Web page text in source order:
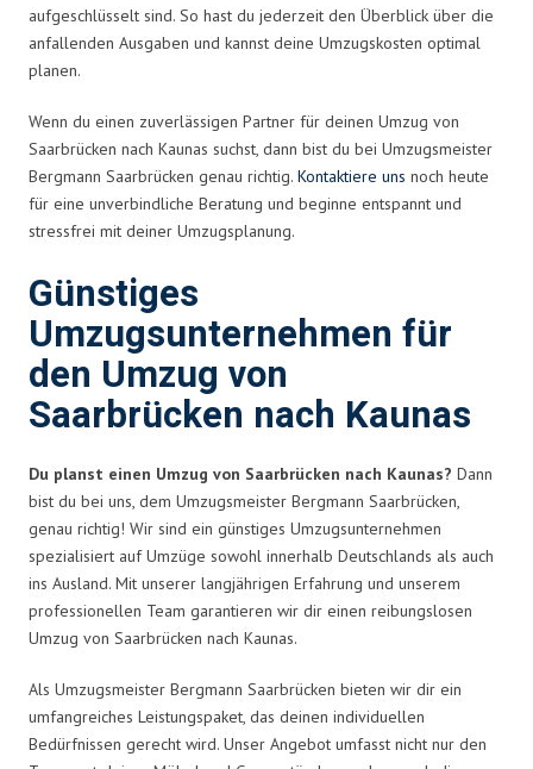
aufgeschlüsselt sind. So hast du jederzeit den Überblick über die
anfallenden Ausgaben und kannst deine Umzugskosten optimal
planen.
Wenn du einen zuverlässigen Partner für deinen Umzug von
Saarbrücken nach Kaunas suchst, dann bist du bei Umzugsmeister
Bergmann Saarbrücken genau richtig. Kontaktiere uns noch heute
für eine unverbindliche Beratung und beginne entspannt und
stressfrei mit deiner Umzugsplanung.
Günstiges
Umzugsunternehmen für
den Umzug von
Saarbrücken nach Kaunas
Du planst einen Umzug von Saarbrücken nach Kaunas? Dann
bist du bei uns, dem Umzugsmeister Bergmann Saarbrücken,
genau richtig! Wir sind ein günstiges Umzugsunternehmen
spezialisiert auf Umzüge sowohl innerhalb Deutschlands als auch
ins Ausland. Mit unserer langjährigen Erfahrung und unserem
professionellen Team garantieren wir dir einen reibungslosen
Umzug von Saarbrücken nach Kaunas.
Als Umzugsmeister Bergmann Saarbrücken bieten wir dir ein
umfangreiches Leistungspaket, das deinen individuellen
Bedürfnissen gerecht wird. Unser Angebot umfasst nicht nur den